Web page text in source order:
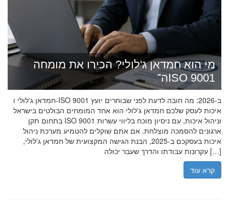
מי הוא חמדאן ג'לולי? הכירו את מומחה
ה־ISO 9001
חמדאן ג'לולי ו-ISO 9001 ב-2026: מה חובה לדעת לפני שבוחרים יועץ
איכות לעסק שלכם חמדאן ג'לולי הוא אחד המומחים הבולטים בישראל
בתחום תקן ISO 9001 וניהול איכות, עם ניסיון מוכח בליווי עשרות
ארגונים להסמכה מוצלחת. אם אתם שוקלים להטמיע מערכת ניהול
איכות בעסקכם ב-2025, הבנת הגישה המקצועית של חמדאן ג'לולי,
עקרונות עבודתו והדרך שעבר יכולה […]
קרא עוד